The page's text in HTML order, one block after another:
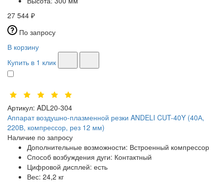
27 544 ₽
По запросу
В корзину
Купить в 1 клик
Артикул: ADL20-304
Аппарат воздушно-плазменной резки ANDELI CUT-40Y (40А,
220В, компрессор, рез 12 мм)
Наличие по запросу
Дополнительные возможности: Встроенный компрессор
Способ возбуждения дуги: Контактный
Цифровой дисплей: есть
Вес: 24,2 кг